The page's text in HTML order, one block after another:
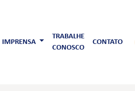
IMPRENSA
TRABALHE
CONOSCO
CONTATO